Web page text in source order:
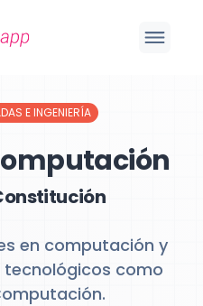
E INGENIERÍA
en computación y
tecnológicos como